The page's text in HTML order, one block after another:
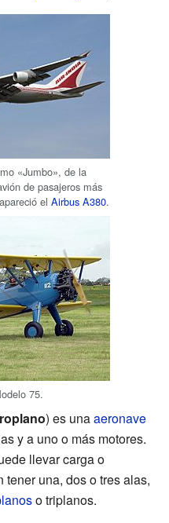
«Jumbo», de la
de pasajeros más
el Airbus A380.
75.
) es unaaeronave
y a uno o más motores.
llevar carga o
una, dos o tres alas,
o triplanos.